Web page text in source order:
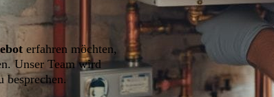
erfahren möchten,
Unser Team wird